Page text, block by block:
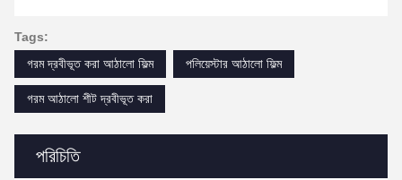
পরিচিতি
Tags:
গরম দ্রবীভূত করা আঠালো ফিল্ম
পলিয়েস্টার আঠালো ফিল্ম
গরম আঠালো শীট দ্রবীভূত করা